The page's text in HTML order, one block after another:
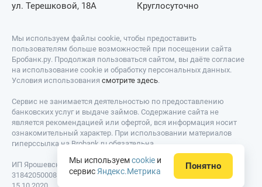
ул. Терешковой, 18А Круглосуточно
Мы используем файлы cookie, чтобы предоставить
пользователям больше возможностей при посещении сайта
Бробанк.ру. Продолжая пользоваться сайтом, вы даёте согласие
на использование cookie и обработку персональных данных.
Условия использования смотрите здесь.
Сервис не занимается деятельностью по предоставлению
банковских услуг и выдаче займов. Содержание сайта не
является рекомендацией или офертой, вся информация носит
ознакомительный характер. При использовании материалов
гиперссылка на Brobank.ru обязательна.
ИП Ярошевский Д.И. ИНН: 423082922740. ОГРНИП:
318420500081301. Свидетельство на товарный знак № 779639 от
Мы используемcookie и
сервис Яндекс.Метрика Понятно